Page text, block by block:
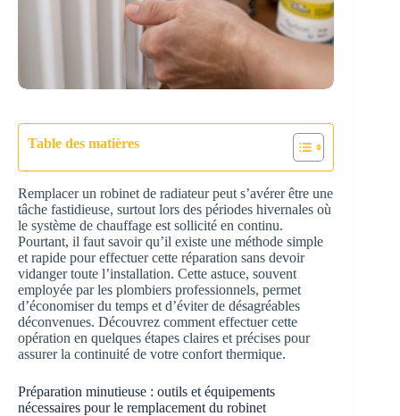
Table des matières
Remplacer un robinet de radiateur peut s’avérer être une
tâche fastidieuse, surtout lors des périodes hivernales où
le système de chauffage est sollicité en continu.
Pourtant, il faut savoir qu’il existe une méthode simple
et rapide pour effectuer cette réparation sans devoir
vidanger toute l’installation. Cette astuce, souvent
employée par les plombiers professionnels, permet
d’économiser du temps et d’éviter de désagréables
déconvenues. Découvrez comment effectuer cette
opération en quelques étapes claires et précises pour
assurer la continuité de votre confort thermique.
Préparation minutieuse : outils et équipements
nécessaires pour le remplacement du robinet